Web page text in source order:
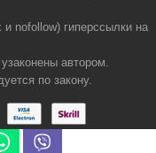
и nofollow) гиперссылки на
автором.
по закону.